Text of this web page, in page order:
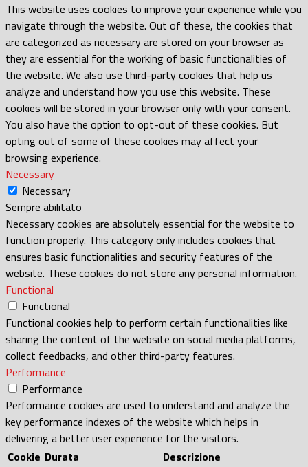
This website uses cookies to improve your experience while you
navigate through the website. Out of these, the cookies that
are categorized as necessary are stored on your browser as
they are essential for the working of basic functionalities of
the website. We also use third-party cookies that help us
analyze and understand how you use this website. These
cookies will be stored in your browser only with your consent.
You also have the option to opt-out of these cookies. But
opting out of some of these cookies may affect your
browsing experience.
Necessary
Necessary
Sempre abilitato
Necessary cookies are absolutely essential for the website to
function properly. This category only includes cookies that
ensures basic functionalities and security features of the
website. These cookies do not store any personal information.
Functional
Functional
Functional cookies help to perform certain functionalities like
sharing the content of the website on social media platforms,
collect feedbacks, and other third-party features.
Performance
Performance
Performance cookies are used to understand and analyze the
key performance indexes of the website which helps in
delivering a better user experience for the visitors.
Cookie Durata Descrizione